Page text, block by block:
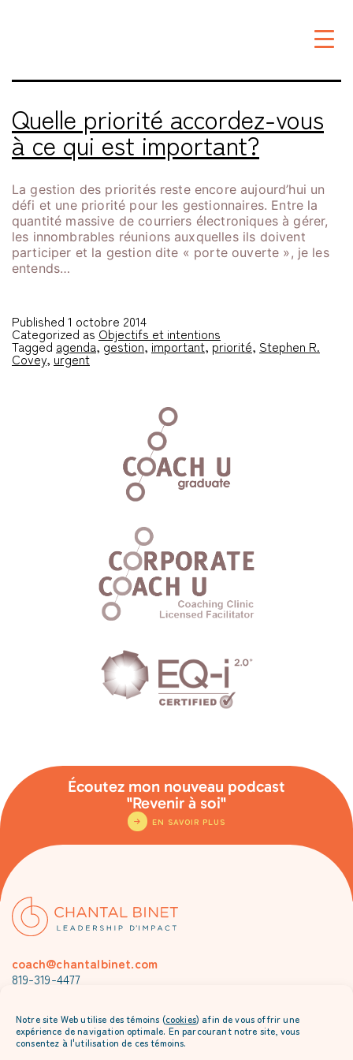
Notre site Web utilise des témoins (cookies) afin de vous offrir une
expérience de navigation optimale. En parcourant notre site, vous
consentez à l'utilisation de ces témoins.
Quelle priorité accordez-vous
à ce qui est important?
La gestion des priorités reste encore aujourd’hui un
défi et une priorité pour les gestionnaires. Entre la
quantité massive de courriers électroniques à gérer,
les innombrables réunions auxquelles ils doivent
participer et la gestion dite « porte ouverte », je les
entends…
Published 1 octobre 2014
Categorized as Objectifs et intentions
Tagged agenda,gestion,important,priorité, Stephen R.
Covey, urgent
Écoutez mon nouveau podcast
"Revenir à soi"
EN SAVOIR PLUS
coach@chantalbinet.com
819-319-4477
Je m’abonne à l’envoi mensuel de Chantal